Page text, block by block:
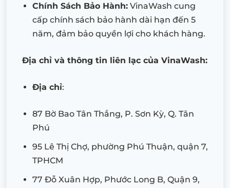
Chính Sách Bảo Hành: VinaWash cung
cấp chính sách bảo hành dài hạn đến 5
năm, đảm bảo quyền lợi cho khách hàng.
Địa chỉ và thông tin liên lạc của VinaWash:
Địa chỉ:
87 Bờ Bao Tân Thắng, P. Sơn Kỳ, Q. Tân
Phú
95 Lê Thị Chợ, phường Phú Thuận, quận 7,
TPHCM
77 Đỗ Xuân Hợp, Phước Long B, Quận 9,